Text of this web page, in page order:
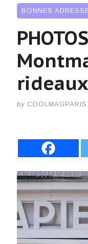
BONNES
by COOLMAGPARIS